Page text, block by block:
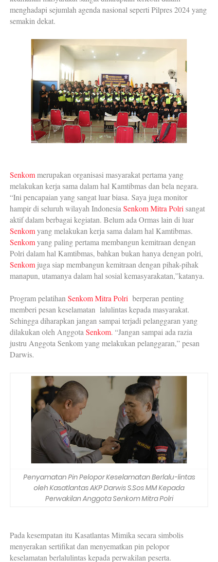
menghadapi sejumlah agenda nasional seperti Pilpres 2024 yang
semakin dekat.
Senkommerupakan organisasi masyarakat pertama yang
melakukan kerja sama dalam hal Kamtibmas dan bela negara.
“Ini pencapaian yang sangat luar biasa. Saya juga monitor
hampir di seluruh wilayah Indonesia Senkom Mitra Polri sangat
aktif dalam berbagai kegiatan. Belum ada Ormas lain di luar
Senkomyang melakukan kerja sama dalam hal Kamtibmas.
Senkomyang paling pertama membangun kemitraan dengan
Polri dalam hal Kamtibmas, bahkan bukan hanya dengan polri,
Senkom juga siap membangun kemitraan dengan pihak-pihak
manapun, utamanya dalam hal sosial kemasyarakatan,”katanya.
Program pelatihan Senkom Mitra Polri berperan penting
memberi pesan keselamatan lalulintas kepada masyarakat.
Sehingga diharapkan jangan sampai terjadi pelanggaran yang
dilakukan oleh Anggota Senkom. “Jangan sampai ada razia
justru Anggota Senkom yang melakukan pelanggaran,” pesan
Darwis.
Penyamatan Pin Pelopor Keselamatan Berlalu-lintas
oleh Kasatlantas AKP Darwis S.Sos MM Kepada
Perwakilan Anggota Senkom Mitra Polri
Pada kesempatan itu Kasatlantas Mimika secara simbolis
menyerakan sertifikat dan menyematkan pin pelopor
keselamatan berlalulintas kepada perwakilan peserta.